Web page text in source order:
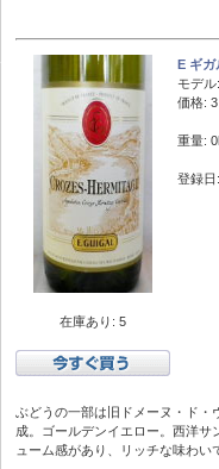
在庫あり: 5
E ギ
モデル:
価格:
重量:
登録
ぶどうの一部は旧ドメーヌ・ド・
成。ゴールデンイエロー。西洋
ューム感があり、リッチな味わい